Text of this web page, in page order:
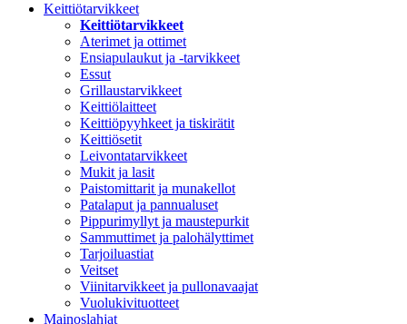
Keittiötarvikkeet
Keittiötarvikkeet
Aterimet ja ottimet
Ensiapulaukut ja -tarvikkeet
Essut
Grillaustarvikkeet
Keittiölaitteet
Keittiöpyyhkeet ja tiskirätit
Keittiösetit
Leivontatarvikkeet
Mukit ja lasit
Paistomittarit ja munakellot
Patalaput ja pannualuset
Pippurimyllyt ja maustepurkit
Sammuttimet ja palohälyttimet
Tarjoiluastiat
Veitset
Viinitarvikkeet ja pullonavaajat
Vuolukivituotteet
Mainoslahjat